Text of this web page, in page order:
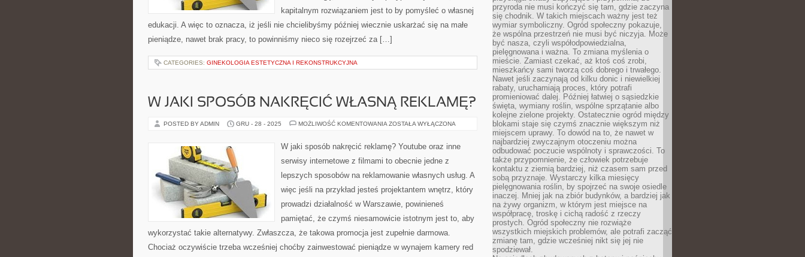
kapitalnym rozwiązaniem jest to by pomyśleć o własnej
edukacji. A więc to oznacza, iż jeśli nie chcielibyśmy później wiecznie uskarżać się na małe
pieniądze, nawet brak pracy, to powinniśmy nieco się rozejrzeć za […]
CATEGORIES: GINEKOLOGIA ESTETYCZNA I REKONSTRUKCYJNA
W JAKI SPOSÓB NAKRĘCIĆ WŁASNĄ REKLAMĘ?
POSTED BY ADMIN GRU - 28 - 2025 MOŻLIWOŚĆ KOMENTOWANIA W
NAKRĘCIĆ
WŁASNĄ
ZOSTAŁA WYŁĄCZONA
W jaki sposób nakręcić reklamę? Youtube oraz inne
serwisy internetowe z filmami to obecnie jedne z
lepszych sposobów na reklamowanie własnych usług. A
więc jeśli na przykład jesteś projektantem wnętrz, który
prowadzi działalność w Warszawie, powinieneś
pamiętać, że czymś niesamowicie istotnym jest to, aby
wykorzystać takie alternatywy. Zwłaszcza, że takowa promocja jest zupełnie darmowa.
Chociaż oczywiście trzeba wcześniej choćby zainwestować pieniądze w wynajem kamery red
przyroda nie musi kończyć się tam, gdzie zaczyna
się chodnik. W takich miejscach ważny jest też
wymiar symboliczny. Ogród społeczny pokazuje,
że wspólna przestrzeń nie musi być niczyja. Może
być nasza, czyli współodpowiedzialna,
pielęgnowana i ważna. To zmiana myślenia o
mieście. Zamiast czekać, aż ktoś coś zrobi,
mieszkańcy sami tworzą coś dobrego i trwałego.
Nawet jeśli zaczynają od kilku donic i niewielkiej
rabaty, uruchamiają proces, który potrafi
promieniować dalej. Później łatwiej o sąsiedzkie
święta, wymiany roślin, wspólne sprzątanie albo
kolejne zielone projekty. Ostatecznie ogród między
blokami staje się czymś znacznie większym niż
miejscem uprawy. To dowód na to, że nawet w
najbardziej zwyczajnym otoczeniu można
odbudować poczucie wspólnoty i sprawczości. To
także przypomnienie, że człowiek potrzebuje
kontaktu z ziemią bardziej, niż czasem sam przed
sobą przyznaje. Wystarczy kilka miesięcy
pielęgnowania roślin, by spojrzeć na swoje osiedle
inaczej. Mniej jak na zbiór budynków, a bardziej jak
na żywy organizm, w którym jest miejsce na
współpracę, troskę i cichą radość z rzeczy
prostych. Ogród społeczny nie rozwiąże
wszystkich miejskich problemów, ale potrafi zacząć
zmianę tam, gdzie wcześniej nikt się jej nie
spodziewał.